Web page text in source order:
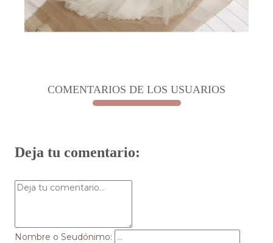
COMENTARIOS DE LOS USUARIOS
Deja tu comentario:
Nombre o Seudónimo: